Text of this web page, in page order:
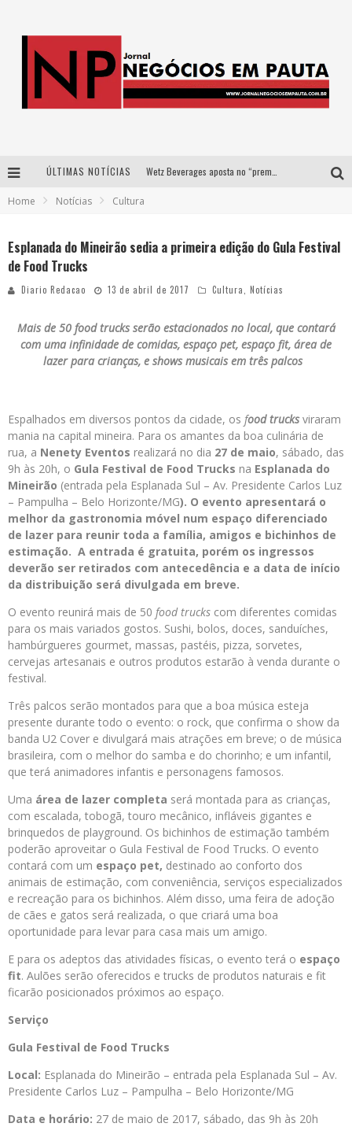
ÚLTIMAS NOTÍCIAS
Home Notícias Cultura
Esplanada do Mineirão sedia a primeira edição do Gula Festival
de Food Trucks
Diario Redacao 13 de abril de 2017 Cultura Notícias
Mais de 50 food trucks serão estacionados no local, que contará
com uma infinidade de comidas, espaço pet, espaço fit, área de
lazer para crianças, e shows musicais em três palcos
Espalhados em diversos pontos da cidade, os food trucksviraram
mania na capital mineira. Para os amantes da boa culinária de
rua, a Nenety Eventos realizará no dia 27 de maio, sábado, das
9h às 20h, o Gula Festival de Food Trucks na Esplanada do
Mineirão (entrada pela Esplanada Sul – Av. Presidente Carlos Luz
– Pampulha – Belo Horizonte/MG). O evento apresentará o
melhor da gastronomia móvel num espaço diferenciado
de lazer para reunir toda a família, amigos e bichinhos de
estimação. A entrada é gratuita, porém os ingressos
deverão ser retirados com antecedência e a data de início
da distribuição será divulgada em breve.
O evento reunirá mais de 50 food trucks com diferentes comidas
para os mais variados gostos. Sushi, bolos, doces, sanduíches,
hambúrgueres gourmet, massas, pastéis, pizza, sorvetes,
cervejas artesanais e outros produtos estarão à venda durante o
festival.
Três palcos serão montados para que a boa música esteja
presente durante todo o evento: o rock, que confirma o show da
banda U2 Cover e divulgará mais atrações em breve; o de música
brasileira, com o melhor do samba e do chorinho; e um infantil,
que terá animadores infantis e personagens famosos.
Uma área de lazer completa será montada para as crianças,
com escalada, tobogã, touro mecânico, infláveis gigantes e
brinquedos de playground. Os bichinhos de estimação também
poderão aproveitar o Gula Festival de Food Trucks. O evento
contará com um espaço pet, destinado ao conforto dos
animais de estimação, com conveniência, serviços especializados
e recreação para os bichinhos. Além disso, uma feira de adoção
de cães e gatos será realizada, o que criará uma boa
oportunidade para levar para casa mais um amigo.
E para os adeptos das atividades físicas, o evento terá o espaço
fit. Aulões serão oferecidos e trucks de produtos naturais e fit
ficarão posicionados próximos ao espaço.
Serviço
Gula Festival de Food Trucks
Local: Esplanada do Mineirão – entrada pela Esplanada Sul – Av.
Presidente Carlos Luz – Pampulha – Belo Horizonte/MG
Data e horário: 27 de maio de 2017, sábado, das 9h às 20h